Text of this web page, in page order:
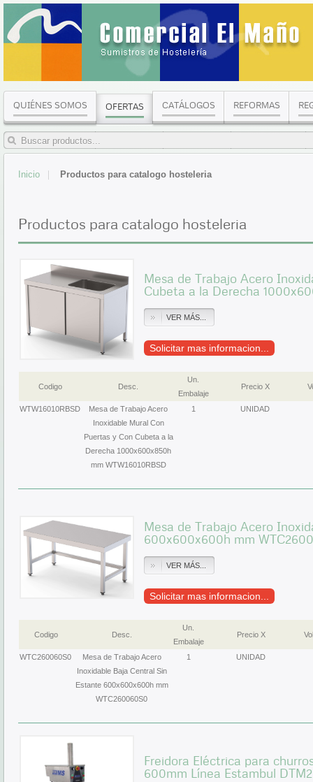
QUIÉNES SOMOS OFERTAS CATÁLOGOS REFORMAS
Inicio Productos para catalogo hosteleria
Productos para catalogo hosteleria
Mesa de Trabajo Acero
Cubeta a la Derecha
VER MÁS...
Solicitar mas informacion...
Codigo Desc.
Un.
Embalaje
Precio X
WTW16010RBSD
Mesa de Trabajo Acero
Inoxidable Mural Con
Puertas y Con Cubeta a la
Derecha 1000x600x850h
mm WTW16010RBSD
1 UNIDAD
Mesa de Trabajo Acero
600x600x600h mm
VER MÁS...
Solicitar mas informacion...
Codigo Desc.
Un.
Embalaje
Precio X
WTC260060S0
Mesa de Trabajo Acero
Inoxidable Baja Central Sin
Estante 600x600x600h mm
WTC260060S0
1 UNIDAD
Freidora Eléctrica para
600mm Línea Estambul DTM2